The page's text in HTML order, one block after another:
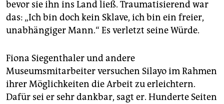
bevor sie ihn ins Land ließ. Traumatisierend war
das: „Ich bin doch kein Sklave, ich bin ein freier,
unabhängiger Mann.“ Es verletzt seine Würde.
Fiona Siegenthaler und andere
Museumsmitarbeiter versuchen Silayo im Rahmen
ihrer Möglichkeiten die Arbeit zu erleichtern.
Dafür sei er sehr dankbar, sagt er. Hunderte Seiten